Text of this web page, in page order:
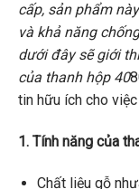
cấp, sản phẩm
và khả năng
dưới đây sẽ giới
của thanh hộp 40
tin hữu ích cho
1. Tính năng của
Chất liệu gỗ